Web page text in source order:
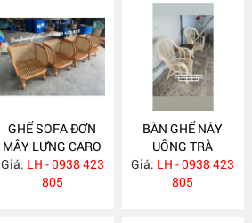
GHẾ SOFA ĐƠN
MÂY LƯNG CARO
MA843
Giá: LH - 0938 423
805
BÀN GHẾ NÂY
UỐNG TRÀ
PHÒNG NGỦ
MA838
Giá: LH - 0938 423
805